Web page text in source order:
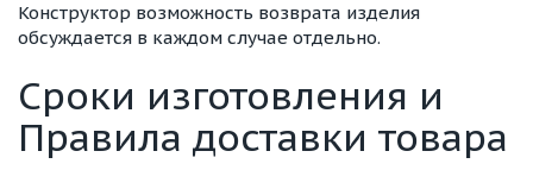
Конструктор возможность возврата изделия
обсуждается в каждом случае отдельно.
Сроки изготовления и
Правила доставки товара